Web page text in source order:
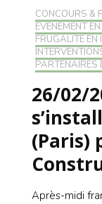
CONCOURS &
EVÉNEMENT
FRUGALITÉ
PARTENAIRES
26/02/
(Paris)
Après-midi